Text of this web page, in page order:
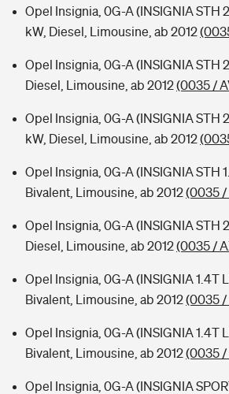
Opel Insignia, 0G-A (INSIGNIA STH
kW, Diesel, Limousine, ab 2012
Opel Insignia, 0G-A (INSIGNIA STH
Diesel, Limousine, ab 2012(0035 /
Opel Insignia, 0G-A (INSIGNIA STH
kW, Diesel, Limousine, ab 2012
Opel Insignia, 0G-A (INSIGNIA STH
Bivalent, Limousine, ab 2012(0035 /
Opel Insignia, 0G-A (INSIGNIA STH
Diesel, Limousine, ab 2012(0035 /
Opel Insignia, 0G-A (INSIGNIA 1.4T
Bivalent, Limousine, ab 2012(0035 /
Opel Insignia, 0G-A (INSIGNIA 1.4T
Bivalent, Limousine, ab 2012(0035 /
Opel Insignia, 0G-A (INSIGNIA